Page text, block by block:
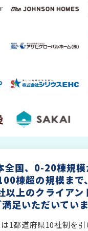
全国、0-20棟規模
棟超の規模まで、
以上のクライアン
満足いただいてい
1都道府県10社制を引